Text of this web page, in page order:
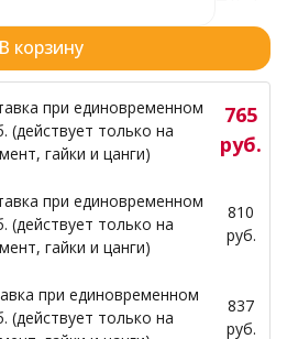
В корзину
при единовременном
(действует только на
гайки и цанги)
765
руб.
при единовременном
(действует только на
гайки и цанги)
810
руб.
при единовременном
(действует только на
837
руб.